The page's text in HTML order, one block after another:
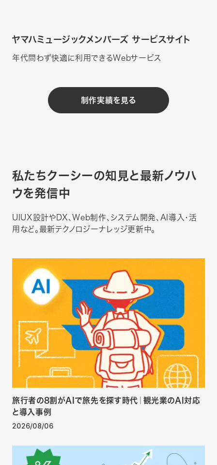
ヤマハミュージックメンバーズ サービスサイト
年代問わず快適に利用できるWebサービス
制作実績を見る
私たちクーシーの知見と 最新ノウハ
ウを発信中
UIUX設計やDX、Web制作、システム開発、AI導入・活
用など。最新テクノロジーナレッジ更新中。
旅行者の8割がAIで旅先を探す時代｜観光業のAI対応
と導入事例
2026/08/06